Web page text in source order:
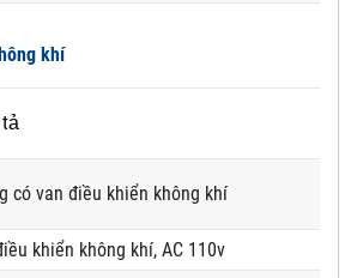
khí
tả
có van điều khiển không khí
khiển không khí, AC 110v